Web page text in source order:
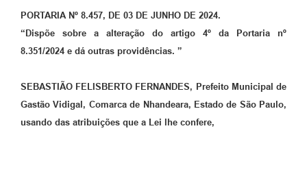
PORTARIA Nº 8.457, DE 03 DE JUNHO DE 2024.
“Dispõe sobre a alteração do artigo 4º da Portaria nº
8.351/2024 e dá outras providências. ”
SEBASTIÃO FELISBERTO FERNANDES, Prefeito Municipal de
Gastão Vidigal, Comarca de Nhandeara, Estado de São Paulo,
usando das atribuições que a Lei lhe confere,